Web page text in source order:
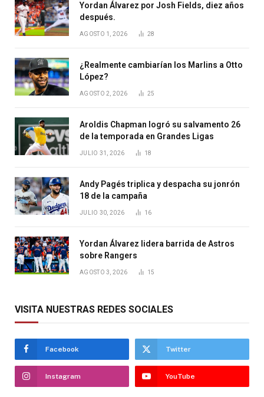
Yordan Álvarez por Josh Fields, diez años
después.
AGOSTO 1, 2026 28
¿Realmente cambiarían los Marlins a Otto
López?
AGOSTO 2, 2026 25
Aroldis Chapman logró su salvamento 26
de la temporada en Grandes Ligas
JULIO 31, 2026 18
Andy Pagés triplica y despacha su jonrón
18 de la campaña
JULIO 30, 2026 16
Yordan Álvarez lidera barrida de Astros
sobre Rangers
AGOSTO 3, 2026 15
VISITA NUESTRAS REDES SOCIALES
Facebook Twitter
Instagram YouTube